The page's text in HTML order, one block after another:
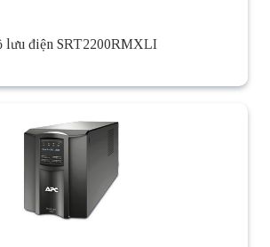
lưu điện SRT2200RMXLI